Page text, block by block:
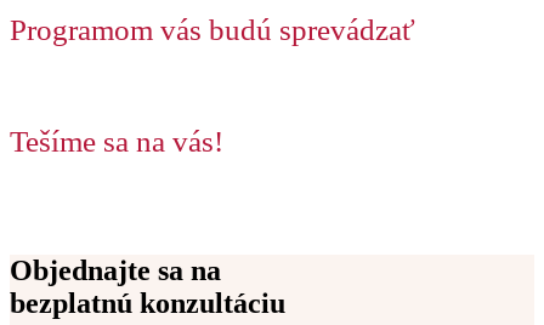
Programom vás budú sprevádzať
Tešíme sa na vás!
Objednajte sa na
bezplatnú konzultáciu